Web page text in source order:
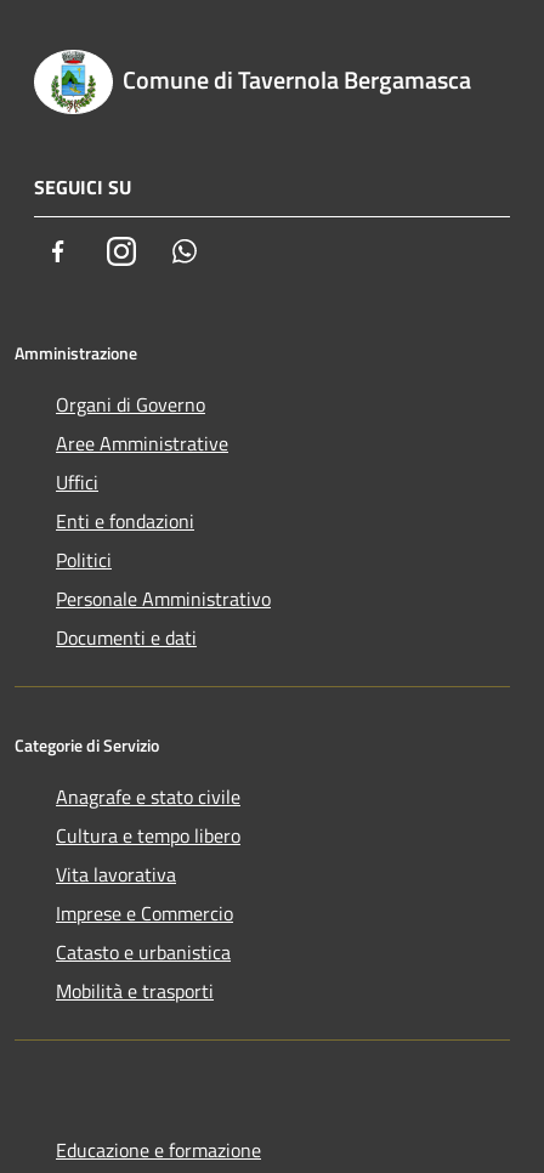
Comune di Tavernola Bergamasca
SEGUICI SU
FacebookInstagram
Amministrazione
Organi di Governo
Aree Amministrative
Uffici
Enti e fondazioni
Politici
Personale Amministrativo
Documenti e dati
Categorie di Servizio
Anagrafe e stato civile
Cultura e tempo libero
Vita lavorativa
Imprese e Commercio
Catasto e urbanistica
Mobilità e trasporti
Educazione e formazione